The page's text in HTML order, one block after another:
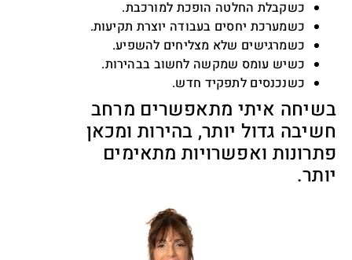
כשקבלת החלטה הופכת למורכבת.
כשמערכת יחסים בעבודה יוצרת תקיעות.
כשמרגישים שלא מצליחים להשפיע.
כשיש עומס שמקשה לחשוב בבהירות.
כשנכנסים לתפקיד חדש.
בשיחה איתי מתאפשרים מרחב
חשיבה גדול יותר, בהירות ומכאן
פתרונות ואפשרויות מתאימים
יותר.